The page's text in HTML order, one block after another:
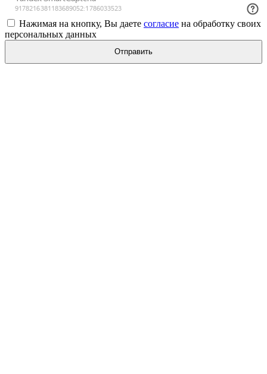
Нажимая на кнопку, Вы даете согласие на обработку своих
персональных данных
Отправить